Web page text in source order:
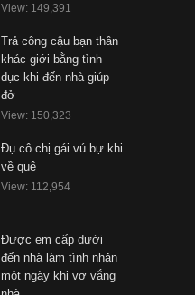
View: 149,391
Trả công cậu bạn thân
khác giới bằng tình
dục khi đến nhà giúp
đở
View: 150,323
Đụ cô chị gái vú bự khi
về quê
View: 112,954
Được em cấp dưới
đến nhà làm tình nhân
một ngày khi vợ vắng